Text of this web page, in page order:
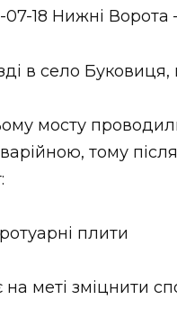
18 Нижні Ворота
в село
мосту
тому
плити
меті зміцнити